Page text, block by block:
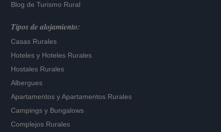
Blog de Turismo Rural
Tipos de alojamiento:
Casas Rurales
Hoteles y Hoteles Rurales
Hostales Rurales
Albergues
Apartamentos yApartamentos Rurales
Campings y Bungalows
Complejos Rurales